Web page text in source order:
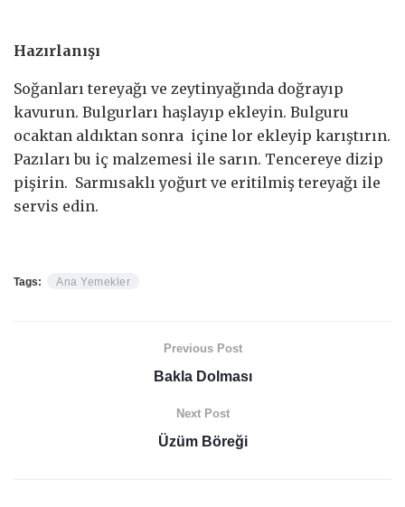
Hazırlanışı
Soğanları tereyağı ve zeytinyağında doğrayıp
kavurun. Bulgurları haşlayıp ekleyin. Bulguru
ocaktan aldıktan sonra içine lor ekleyip karıştırın.
Pazıları bu iç malzemesi ile sarın. Tencereye dizip
pişirin. Sarmısaklı yoğurt ve eritilmiş tereyağı ile
servis edin.
Tags: Ana Yemekler
Previous Post
Bakla Dolması
Next Post
Üzüm Böreği